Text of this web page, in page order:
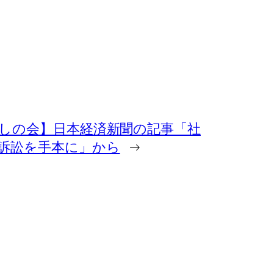
の会】日本経済新聞の記事「社
訟を手本に」から
→